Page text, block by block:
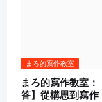
まろ的寫作教室
まろ的寫作教室：
答】從構思到寫作